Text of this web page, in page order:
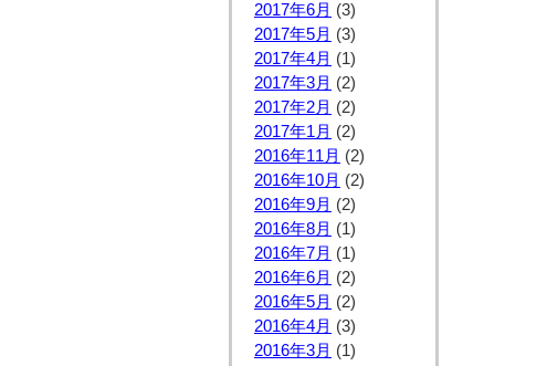
2017年6月 (3)
2017年5月 (3)
2017年4月 (1)
2017年3月 (2)
2017年2月 (2)
2017年1月 (2)
2016年11月 (2)
2016年10月 (2)
2016年9月 (2)
2016年8月 (1)
2016年7月 (1)
2016年6月 (2)
2016年5月 (2)
2016年4月 (3)
2016年3月 (1)